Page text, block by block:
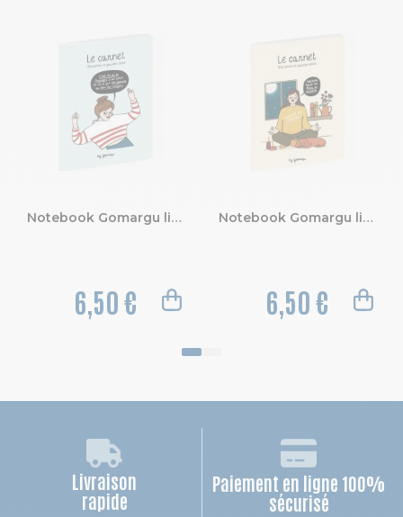
Notebook Gomargu ligné 15 x 21 cm
6,50 €
Notebook Gomargu ligné 15 x 21 cm
6,50 €
Livraison
rapide
Paiement en ligne 100%
sécurisé